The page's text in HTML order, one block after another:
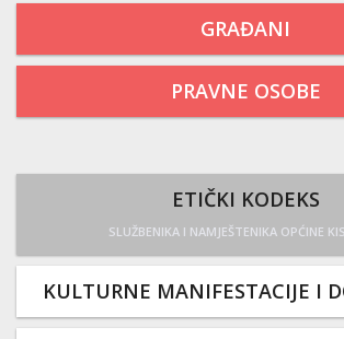
GRAĐANI
PRAVNE OSOBE
ETIČKI KODEKS
SLUŽBENIKA I NAMJEŠTENIKA OPĆINE
KULTURNE MANIFESTACIJE I